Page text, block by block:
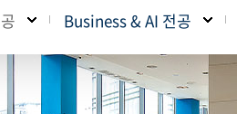
Business & AI 전공